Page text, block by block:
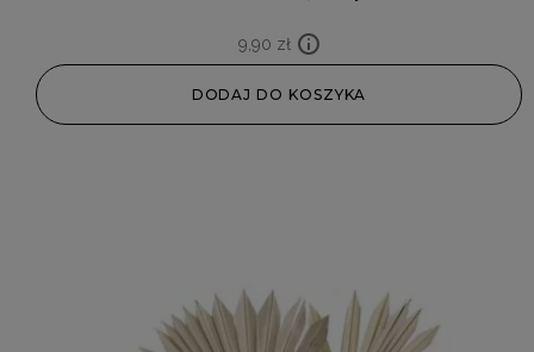
9,90 zł
DODAJ DO KOSZYKA